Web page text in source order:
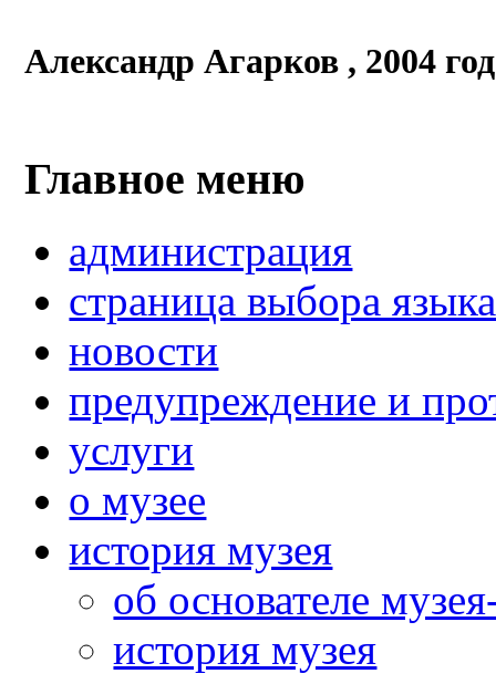
Александр Агарков , 2004 год
Главное меню
администрация
страница выбора языка
новости
предупреждение и
услуги
о музее
история музея
об основателе
история музея